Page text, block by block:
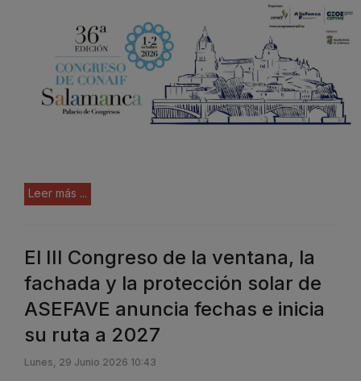
Leer más ...
El III Congreso de la ventana, la
fachada y la protección solar de
ASEFAVE anuncia fechas e inicia
su ruta a 2027
Lunes, 29 Junio 2026 10:43